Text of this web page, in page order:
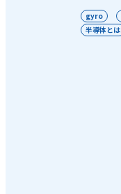
gyro
半導体とは